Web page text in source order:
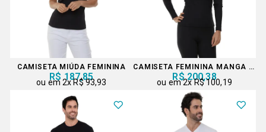
CAMISETA MIÚDA FEMININA
R$ 187,85
2xR$ 93,93
CAMISETA FEMININA MANGA LONGA
R$ 200,38
2xR$ 100,19